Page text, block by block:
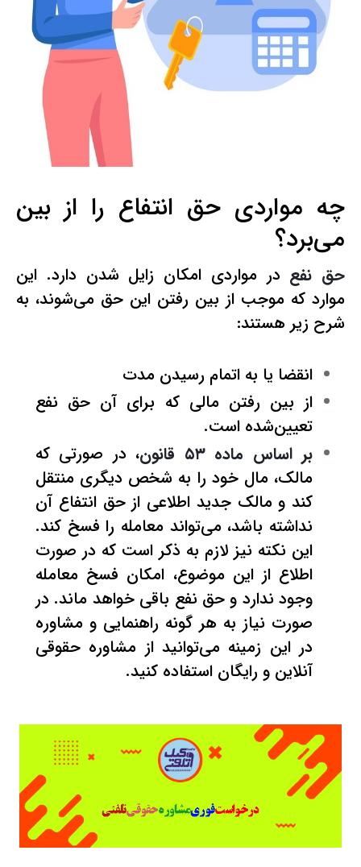
چه مواردی حق انتفاع را از بین
می‌برد؟
حق نفع در مواردی امکان زایل شدن دارد. این
موارد که موجب از بین رفتن این حق می‌شوند، به
شرح زیر هستند:
انقضا یا به اتمام رسیدن مدت
از بین رفتن مالی که برای آن حق نفع
تعیین‌شده است.
بر اساس ماده ۵۳ قانون
، در صورتی که
مالک، مال خود را به شخص دیگری منتقل
کند و مالک جدید اطلاعی از حق انتفاع آن
نداشته باشد، می‌تواند معامله را فسخ کند.
این نکته نیز لازم به ذکر است که در صورت
اطلاع از این موضوع، امکان فسخ معامله
وجود ندارد و حق نفع باقی خواهد ماند. در
صورت نیاز به هر گونه راهنمایی و مشاوره
در این زمینه می‌توانید از مشاوره حقوقی
آنلاین و رایگان استفاده کنید.